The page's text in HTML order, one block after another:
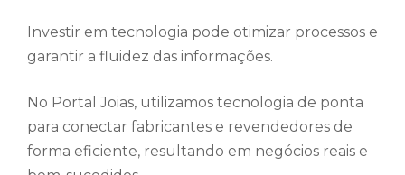
Investir em tecnologia pode otimizar processos e
garantir a fluidez das informações.
No Portal Joias, utilizamos tecnologia de ponta
para conectar fabricantes e revendedores de
forma eficiente, resultando em negócios reais e